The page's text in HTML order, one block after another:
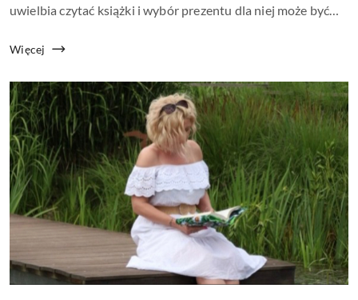
uwielbia czytać książki i wybór prezentu dla niej może być
obdarowywanej, to podarowan...
Więcej